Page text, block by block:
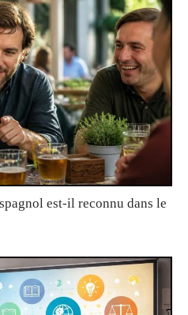
est-il reconnu dans le